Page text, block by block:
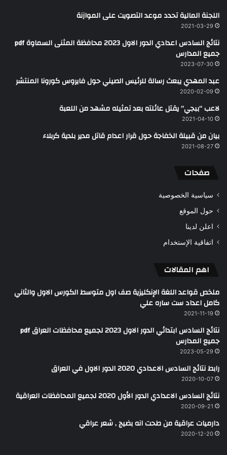
اللجنة المالية تحدد موعد التصويت على الموازنة
2021-03-29
نتائج السادس اعدادي الدور الاول 2023 محافظة المثنى السماوة pdf
جميع المدارس
2023-07-30
عبد المهدي يبعث رسالة للرئيس الصيني حول فايروس كورونا المنتشر
2020-02-09
لاعب “ببجي” يقتل عائلته بعد تمثيله مشهد من اللعبة
2021-04-10
بيان من قبيلة الخفاجة حول قرار اعدام قاتل مدير بلدية كربلاء
2021-08-27
صفحات
سياسية الخصوصية
حول الموقع
اعلن لدينا
اتفاقية الإستخدام
اهم المقالات
ملخص قواعد اللغة الإنكليزية صف اول متوسط الكورس الاول والثاني
كامل اعداد ست ساره علي
2021-11-19
نتائج السادس ابتدائي الدور الاول 2023 لجميع محافظات العراق pdf
جميع المدارس
2023-05-29
رابط نتائج السادس الاعدادي 2020 الدور الاول في العراق
2020-10-07
نتائج السادس الاعدادي الدور الأول 2020 لجميع المحافظات العراقية
2020-09-21
دارميات عراقية من طحت انه بضيج , شعر عراقي
2020-12-20